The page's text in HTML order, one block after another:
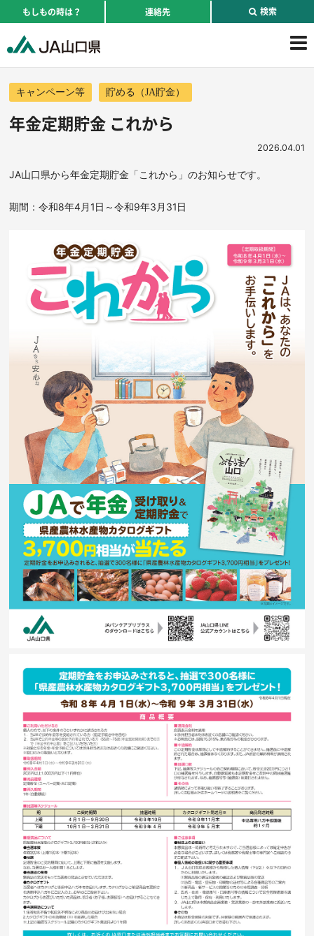
もしもの時は？ 連絡先 検索
キャンペーン等 貯める（JA貯金）
年金定期貯金 これから
2026.04.01
JA山口県から年金定期貯金「これから」のお知らせです。
期間：令和8年4月1日～令和9年3月31日